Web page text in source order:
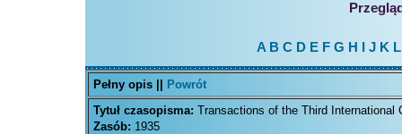
A B C D EFG H J K L
Pełny opis ||
Powrót
Tytuł czasopisma: Transactions of the Third International
Zasób: 1935